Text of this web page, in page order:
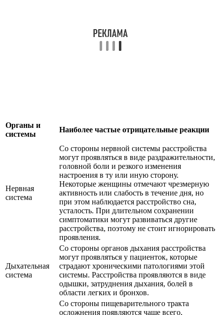
Органы и
системы
Наиболее частые отрицательные реакции
Нервная
система
Со стороны нервной системы расстройства
могут проявляться в виде раздражительности,
головной боли и резкого изменения
настроения в ту или иную сторону.
Некоторые женщины отмечают чрезмерную
активность или слабость в течение дня, но
при этом наблюдается расстройство сна,
усталость. При длительном сохранении
симптоматики могут развиваться другие
расстройства, поэтому не стоит игнорировать
проявления.
Дыхательная
система
Со стороны органов дыхания расстройства
могут проявляться у пациенток, которые
страдают хроническими патологиями этой
системы. Расстройства проявляются в виде
одышки, затруднения дыхания, болей в
области легких и бронхов.
Со стороны пищеварительного тракта
осложнения появляются чаще всего,